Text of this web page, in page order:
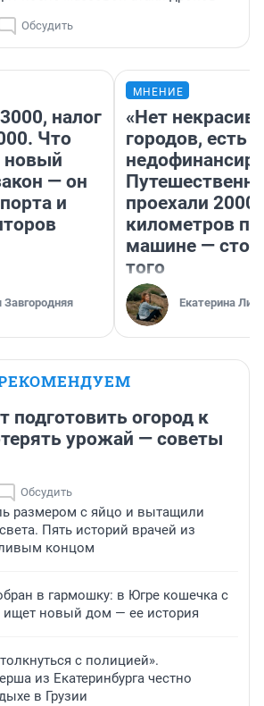
Обсудить
налог
Что
новый
— он
и
Завгородняя
МНЕНИЕ
«Нет
городов, есть
проехали 2000
километров по
машине —
того
Екатерина
подготовить огород к
урожай — советы
Обсудить
размером с яйцо и вытащили
Пять историй врачей из
концом
в гармошку: в Югре кошечка с
ищет новый дом — ее история
с полицией».
из Екатеринбурга честно
в Грузии